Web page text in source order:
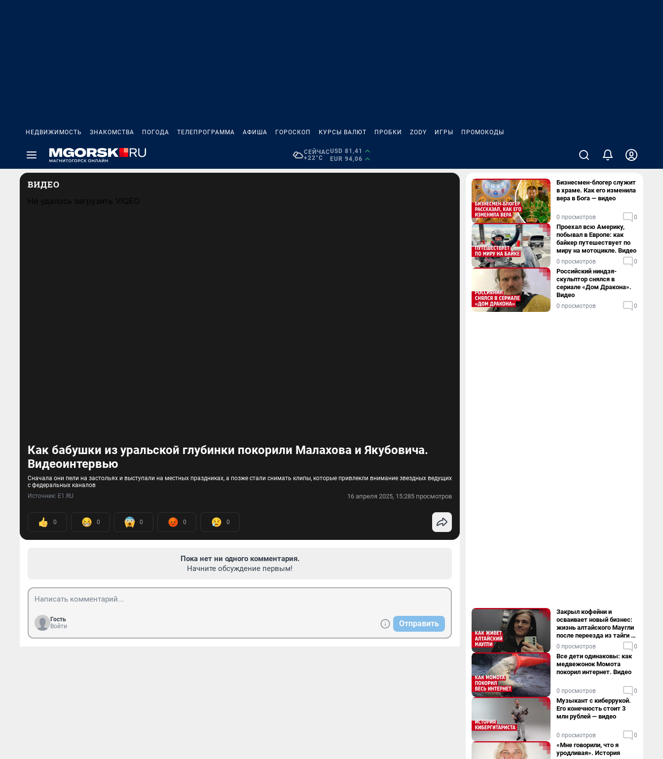
НЕДВИЖИМОСТЬ ЗНАКОМСТВА ПОГОДА ТЕЛЕПРОГРАММА АФИША ГОРОСКОП КУРСЫ ВАЛЮТ ПРОБКИ ZODY ИГРЫ ПРОМОКОДЫ
СЕЙЧАС
+22°C
USD 81,41
EUR 94,06
ВИДЕО
Не удалось загрузить VIQEO
Как бабушки из уральской глубинки покорили Малахова и Якубовича.
Видеоинтервью
Сначала они пели на застольях и выступали на местных праздниках, а позже стали снимать клипы, которые привлекли внимание звездных ведущих
с федеральных каналов
Источник: E1.RU 16 апреля 2025, 15:285 просмотров
0 0 0 0 0
Пока нет ни одного комментария.
Начните обсуждение первым!
Гость
Войти
Отправить
Бизнесмен-блогер служит
в храме. Как его изменила
вера в Бога — видео
0 просмотров 0
Проехал всю Америку,
побывал в Европе: как
байкер путешествует по
миру на мотоцикле. Видео
0 просмотров 0
Российский ниндзя-
скульптор снялся в
сериале «Дом Дракона».
Видео
0 просмотров 0
Закрыл кофейни и
осваивает новый бизнес:
жизнь алтайского Маугли
после переезда из тайги в
столицу
0 просмотров 0
Все дети одинаковы: как
медвежонок Момота
покорил интернет. Видео
0 просмотров 0
Музыкант с киберрукой.
Его конечность стоит 3
млн рублей — видео
0 просмотров 0
«Мне говорили, что я
уродливая». История